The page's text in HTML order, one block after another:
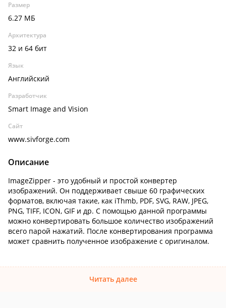
Размер
6.27 МБ
Архитектура
32 и 64 бит
Язык
Английский
Разработчик
Smart Image and Vision
Сайт
www.sivforge.com
Описание
ImageZipper - это удобный и простой конвертер
изображений. Он поддерживает свыше 60 графических
форматов, включая такие, как iThmb, PDF, SVG, RAW, JPEG,
PNG, TIFF, ICON, GIF и др. С помощью данной программы
можно конвертировать большое количество изображений
всего парой нажатий. После конвертирования программа
может сравнить полученное изображение с оригиналом.
Читать далее